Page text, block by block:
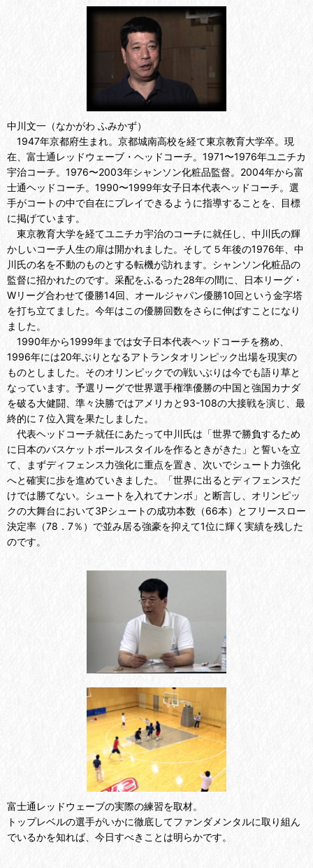
中川文一（なかがわ ふみかず）
1947年京都府生まれ。京都城南高校を経て東京教育大学卒。現
在、富士通レッドウェーブ・ヘッドコーチ。1971〜1976年ユニチカ
宇治コーチ。1976〜2003年シャンソン化粧品監督。2004年から富
士通ヘッドコーチ。1990〜1999年女子日本代表ヘッドコーチ。選
手がコートの中で自在にプレイできるように指導することを、目標
に掲げています。
東京教育大学を経てユニチカ宇治のコーチに就任し、中川氏の輝
かしいコーチ人生の扉は開かれました。そして５年後の1976年、中
川氏の名を不動のものとする転機が訪れます。シャンソン化粧品の
監督に招かれたのです。采配をふるった28年の間に、日本リーグ・
Wリーグ合わせて優勝14回、オールジャパン優勝10回という金字塔
を打ち立てました。今年はこの優勝回数をさらに伸ばすことになり
ました。
1990年から1999年までは女子日本代表ヘッドコーチを務め、
1996年には20年ぶりとなるアトランタオリンピック出場を現実の
ものとしました。そのオリンピックでの戦いぶりは今でも語り草と
なっています。予選リーグで世界選手権準優勝の中国と強国カナダ
を破る大健闘、準々決勝ではアメリカと93-108の大接戦を演じ、最
終的に７位入賞を果たしました。
代表ヘッドコーチ就任にあたって中川氏は「世界で勝負するため
に日本のバスケットボールスタイルを作るときがきた」と誓いを立
て、まずディフェンス力強化に重点を置き、次いでシュート力強化
へと確実に歩を進めていきました。「世界に出るとディフェンスだ
けでは勝てない。シュートを入れてナンボ」と断言し、オリンピッ
クの大舞台において3Pシュートの成功本数（66本）とフリースロー
決定率（78．7％）で並み居る強豪を抑えて1位に輝く実績を残した
のです。
富士通レッドウェーブの実際の練習を取材。
トップレベルの選手がいかに徹底してファンダメンタルに取り組ん
でいるかを知れば、今日すべきことは明らかです。